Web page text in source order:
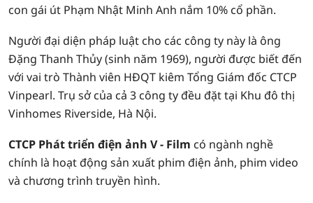
con gái út Phạm Nhật Minh Anh nắm 10% cổ phần.
Người đại diện pháp luật cho các công ty này là ông
Đặng Thanh Thủy (sinh năm 1969), người được biết đến
với vai trò Thành viên HĐQT kiêm Tổng Giám đốc CTCP
Vinpearl. Trụ sở của cả 3 công ty đều đặt tại Khu đô thị
Vinhomes Riverside, Hà Nội.
CTCP Phát triển điện ảnh V - Film có ngành nghề
chính là hoạt động sản xuất phim điện ảnh, phim video
và chương trình truyền hình.